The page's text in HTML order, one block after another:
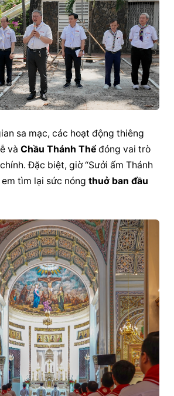
sa mạc, các hoạt động thiêng
và Chầu Thánh Thể đóng vai trò
Đặc biệt, giờ “Sưởi ấm Thánh
em tìm lại sức nóng thuở ban đầu